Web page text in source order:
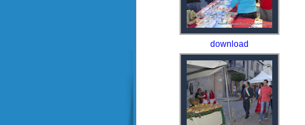
download